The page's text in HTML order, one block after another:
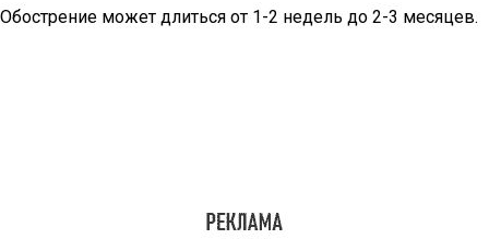
Обострение может длиться от 1-2 недель до 2-3 месяцев.